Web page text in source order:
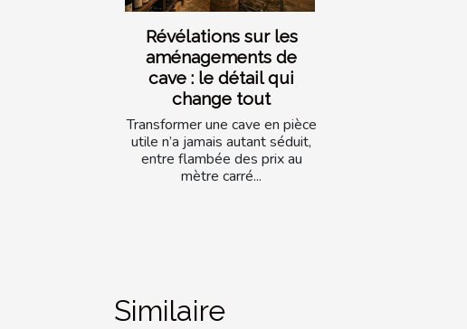
Révélations sur les
aménagements de
cave : le détail qui
change tout
Transformer une cave en pièce
utile n’a jamais autant séduit,
entre flambée des prix au
mètre carré...
Similaire